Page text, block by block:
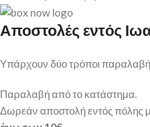
Αποστολές εντός
Υπάρχουν δύο τρόποι
Παραλαβή από το κατάστημα.
Δωρεάν αποστολή εντός πόλης